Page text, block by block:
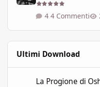
4 Commenti
Ultimi Download
La Progione di